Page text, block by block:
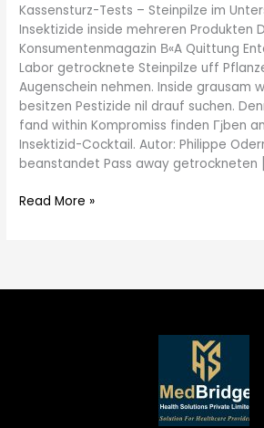
Kassensturz-Tests – Steinpilze im
Insektizide inside mehreren Produkten
Konsumentenmagazin В«A Quittung
Labor getrocknete Steinpilze uff
Augenschein nehmen. Inside grausam
besitzen Pestizide nil drauf suchen.
fand within Kompromiss finden Гјben
Insektizid-Cocktail. Autor: Philippe
beanstandet Pass away getrockneten
inside
mehreren
Produkten
Read More »